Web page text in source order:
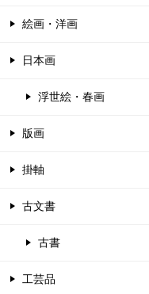
絵画・洋画
日本画
浮世絵・春画
版画
掛軸
古文書
古書
工芸品